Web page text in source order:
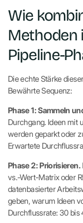
Wie
Methoden
Pipeline-
Die echte Stärke
Bewährte Sequenz:
Phase 1: Sammeln
Durchgang. Ideen mit
werden geparkt oder
Erwartete
Phase 2: Priorisieren.
vs.-Wert-Matrix oder
datenbasierter
geben, warum Ideen
Durchflussrate: 30 bis